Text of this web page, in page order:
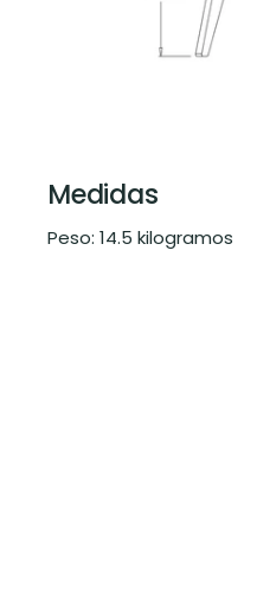
Medidas
Peso: 14.5 kilogramos